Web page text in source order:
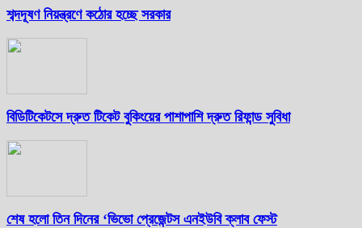
শব্দদূষণ নিয়ন্ত্রণে কঠোর হচ্ছে সরকার
বিডিটিকেটসে দ্রুত টিকেট বুকিংয়ের পাশাপাশি দ্রুত রিফান্ড সুবিধা
শেষ হলো তিন দিনের ‘ভিভো প্রেজেন্টস এনইউবি ক্লাব ফেস্ট